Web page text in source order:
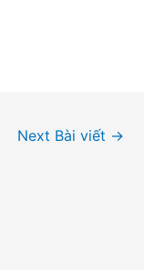
Next Bài viết →